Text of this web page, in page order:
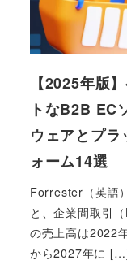
【2025年版
トなB2B EC
ウェアとプラ
ォーム14選
Forrester（英語
と、企業間取引（
の売上高は2022
から2027年に